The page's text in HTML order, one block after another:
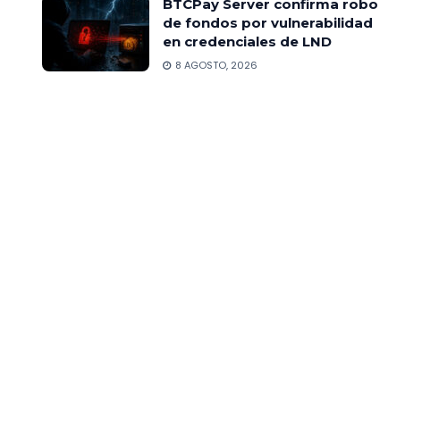
BTCPay Server confirma robo
de fondos por vulnerabilidad
en credenciales de LND
8 AGOSTO, 2026